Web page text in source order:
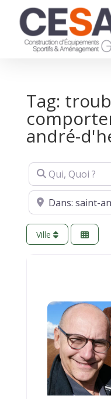
Tag:
andré-
Qui, Quoi ?
Où ?
Ville